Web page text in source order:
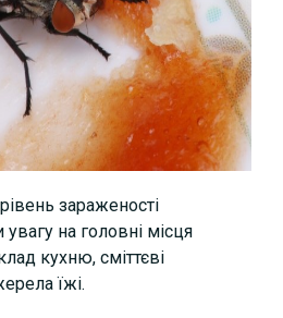
зараженості
на головні місця
кухню, сміттєві
їжі.